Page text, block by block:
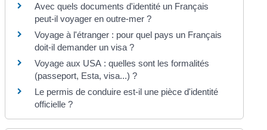
Avec quels documents d'identité un Français
peut-il voyager en outre-mer ?
Voyage à l'étranger : pour quel pays un Français
doit-il demander un visa ?
Voyage aux USA : quelles sont les formalités
(passeport, Esta, visa...) ?
Le permis de conduire est-il une pièce d'identité
officielle ?